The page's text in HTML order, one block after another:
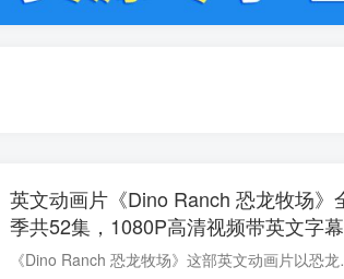
英文动画片《Dino Ranch 恐龙牧场》
季共52集，1080P高清视频带英文字
百度云网盘下载！
《Dino Ranch 恐龙牧场》这部英